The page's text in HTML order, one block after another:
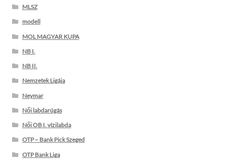
MLSZ
modell
MOL MAGYAR KUPA
NB I.
NB II.
Nemzetek Ligája
Neymar
Női labdarúgás
Női OB I. vízilabda
OTP – Bank Pick Szeged
OTP Bank Liga